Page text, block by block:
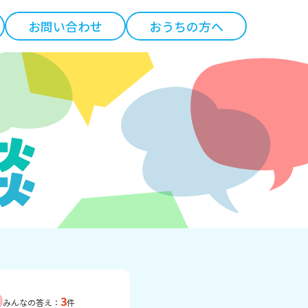
お問い合わせ おうちの方へ
みんなの答え： 3件